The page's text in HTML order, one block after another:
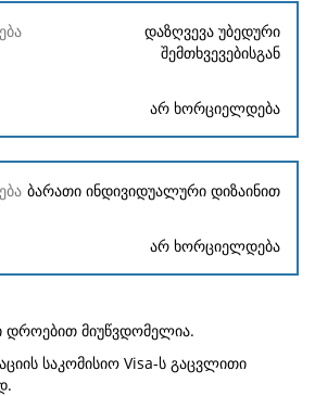
დაზღვევა უბედური
შემთხვევებისგან
არ ხორციელდება
ბარათი ინდივიდუალური დიზაინით
არ ხორციელდება
დროებით მიუწვდომელია.
საკომისიო Visa-ს გაცვლითი